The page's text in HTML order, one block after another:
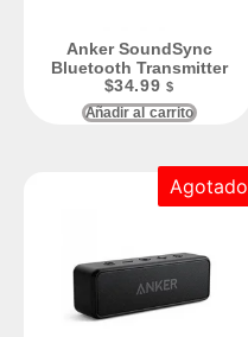
Anker SoundSync
Bluetooth Transmitter
$34.99 $
Añadir al carrito
Agotado